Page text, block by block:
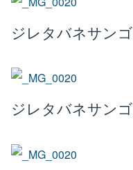
ジレタバネサンゴ
ジレタバネサンゴ